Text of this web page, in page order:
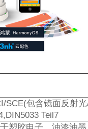
SCE(包含镜面反射
Teil7